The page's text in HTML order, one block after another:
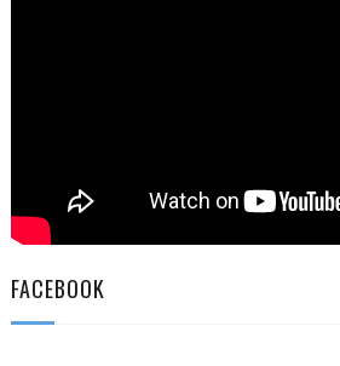
FACEBOOK